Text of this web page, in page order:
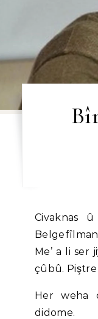
Civaknas û nivîskar Îsmaîl Beşîkçî di 27ê Îlonê de li 9emîn Festîvala
Me’ a li
çûbû.
Her weha
didome.